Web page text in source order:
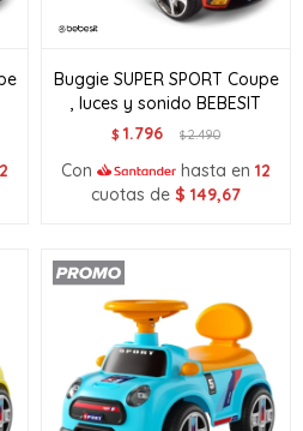
Buggie SUPER SPORT Coupe
, luces y sonido BEBESIT
$ 1.796 $2.490
Con hasta en 12
cuotas de $ 149,67